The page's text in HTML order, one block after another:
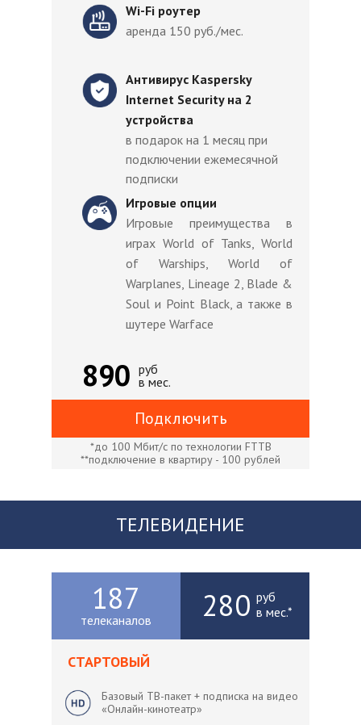
руб
в мес.
Wi-Fi роутер
аренда 150 руб./мес.
Антивирус Kaspersky
Internet Security на 2
устройства
в подарок на 1 месяц при
подключении ежемесячной
подписки
Подключить
280 руб
в мес.*
Базовый ТВ-пакет + подписка на видео
«Онлайн-кинотеатр»
890
Игровые опции
Игровые преимущества в
играх World of Tanks, World
of Warships, World of
Warplanes, Lineage 2, Blade &
Soul и Point Black, а также в
шутере Warface
ТЕЛЕВИДЕНИЕ
*до 100 Мбит/с по технологии FTTB
**подключение в квартиру - 100 рублей
телеканалов
СТАРТОВЫЙ
187